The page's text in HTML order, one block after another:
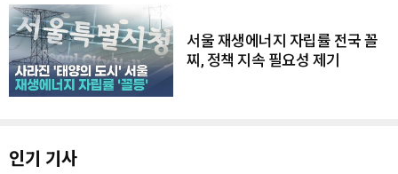
서울 재생에너지 자립률 전국 꼴
찌, 정책 지속 필요성 제기
인기 기사